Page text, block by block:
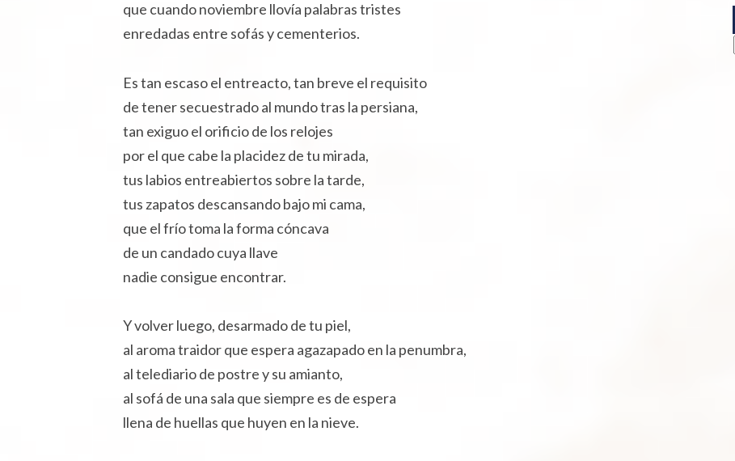
que cuando noviembre llovía palabras tristes
enredadas entre sofás y cementerios.
Es tan escaso el entreacto, tan breve el requisito
de tener secuestrado al mundo tras la persiana,
tan exiguo el orificio de los relojes
por el que cabe la placidez de tu mirada,
tus labios entreabiertos sobre la tarde,
tus zapatos descansando bajo mi cama,
que el frío toma la forma cóncava
de un candado cuya llave
nadie consigue encontrar.
Y volver luego, desarmado de tu piel,
al aroma traidor que espera agazapado en la penumbra,
al telediario de postre y su amianto,
al sofá de una sala que siempre es de espera
llena de huellas que huyen en la nieve.